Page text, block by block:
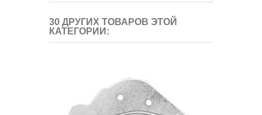
30 ДРУГИХ ТОВАРОВ ЭТОЙ
КАТЕГОРИИ: